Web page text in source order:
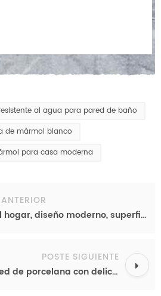
al agua para pared de baño
de mármol blanco
para casa moderna
Renovación del hogar, diseño moderno, superficies de lujo, piedra sinterizada, taller de China, venta al por mayor, precio económico.
POSTE SIGUIENTE
Revestimiento de pared de porcelana con delicado efecto mármol, panel de piedra blanca, venta al por mayor de losas y azulejos, servicio puerta a puerta.